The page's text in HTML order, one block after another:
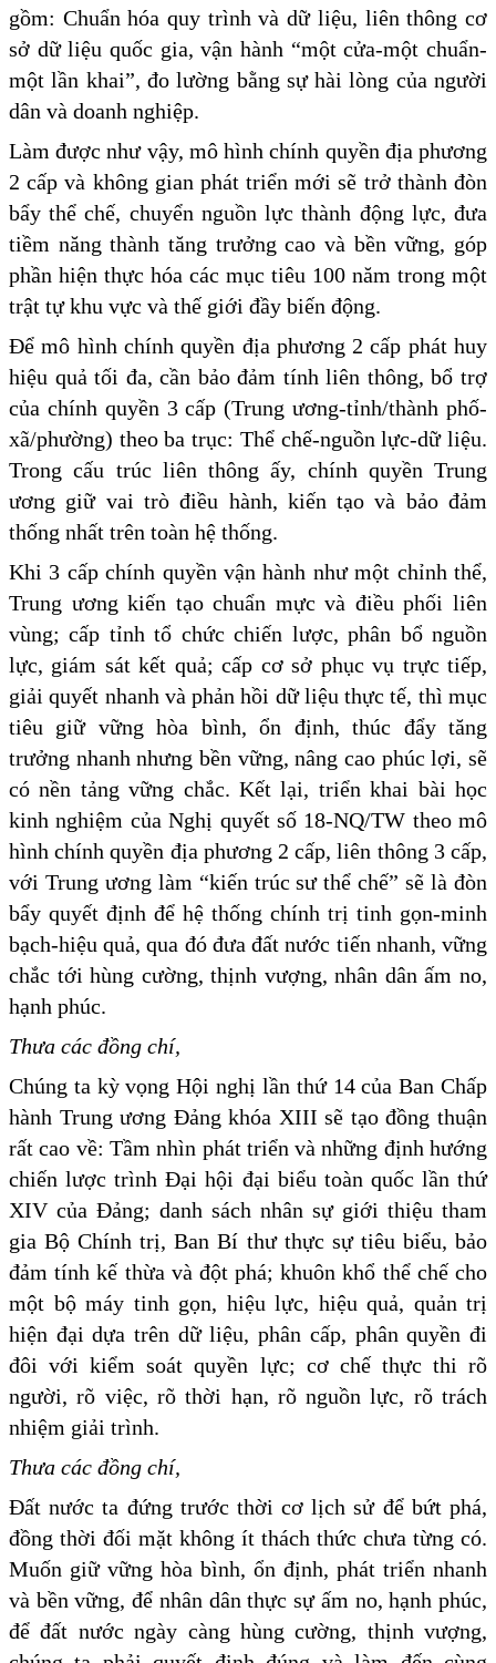
gồm: Chuẩn hóa quy trình và dữ liệu, liên thông cơ
sở dữ liệu quốc gia, vận hành “một cửa-một chuẩn-
một lần khai”, đo lường bằng sự hài lòng của người
dân và doanh nghiệp.
Làm được như vậy, mô hình chính quyền địa phương
2 cấp và không gian phát triển mới sẽ trở thành đòn
bẩy thể chế, chuyển nguồn lực thành động lực, đưa
tiềm năng thành tăng trưởng cao và bền vững, góp
phần hiện thực hóa các mục tiêu 100 năm trong một
trật tự khu vực và thế giới đầy biến động.
Để mô hình chính quyền địa phương 2 cấp phát huy
hiệu quả tối đa, cần bảo đảm tính liên thông, bổ trợ
của chính quyền 3 cấp (Trung ương-tỉnh/thành phố-
xã/phường) theo ba trục: Thể chế-nguồn lực-dữ liệu.
Trong cấu trúc liên thông ấy, chính quyền Trung
ương giữ vai trò điều hành, kiến tạo và bảo đảm
thống nhất trên toàn hệ thống.
Khi 3 cấp chính quyền vận hành như một chỉnh thể,
Trung ương kiến tạo chuẩn mực và điều phối liên
vùng; cấp tỉnh tổ chức chiến lược, phân bổ nguồn
lực, giám sát kết quả; cấp cơ sở phục vụ trực tiếp,
giải quyết nhanh và phản hồi dữ liệu thực tế, thì mục
tiêu giữ vững hòa bình, ổn định, thúc đẩy tăng
trưởng nhanh nhưng bền vững, nâng cao phúc lợi, sẽ
có nền tảng vững chắc. Kết lại, triển khai bài học
kinh nghiệm của Nghị quyết số 18-NQ/TW theo mô
hình chính quyền địa phương 2 cấp, liên thông 3 cấp,
với Trung ương làm “kiến trúc sư thể chế” sẽ là đòn
bẩy quyết định để hệ thống chính trị tinh gọn-minh
bạch-hiệu quả, qua đó đưa đất nước tiến nhanh, vững
chắc tới hùng cường, thịnh vượng, nhân dân ấm no,
hạnh phúc.
Thưa các đồng chí,
Chúng ta kỳ vọng Hội nghị lần thứ 14 của Ban Chấp
hành Trung ương Đảng khóa XIII sẽ tạo đồng thuận
rất cao về: Tầm nhìn phát triển và những định hướng
chiến lược trình Đại hội đại biểu toàn quốc lần thứ
XIV của Đảng; danh sách nhân sự giới thiệu tham
gia Bộ Chính trị, Ban Bí thư thực sự tiêu biểu, bảo
đảm tính kế thừa và đột phá; khuôn khổ thể chế cho
một bộ máy tinh gọn, hiệu lực, hiệu quả, quản trị
hiện đại dựa trên dữ liệu, phân cấp, phân quyền đi
đôi với kiểm soát quyền lực; cơ chế thực thi rõ
người, rõ việc, rõ thời hạn, rõ nguồn lực, rõ trách
nhiệm giải trình.
Thưa các đồng chí,
Đất nước ta đứng trước thời cơ lịch sử để bứt phá,
đồng thời đối mặt không ít thách thức chưa từng có.
Muốn giữ vững hòa bình, ổn định, phát triển nhanh
và bền vững, để nhân dân thực sự ấm no, hạnh phúc,
để đất nước ngày càng hùng cường, thịnh vượng,